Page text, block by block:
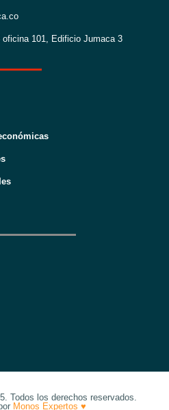
oficina 101, Edificio Jumaca 3
Todos los derechos reservados.
Monos Expertos ♥